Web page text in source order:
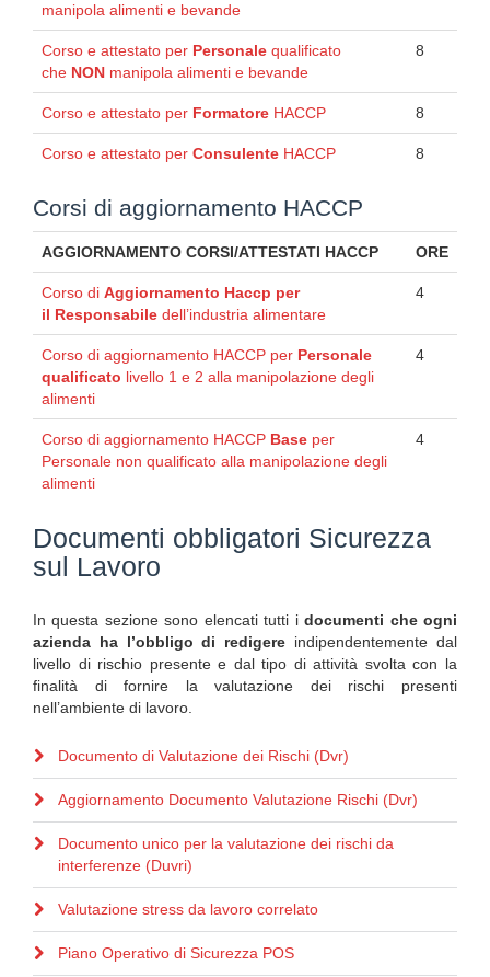
manipola alimenti e bevande
Corso e attestato per Personale qualificato
che NON manipola alimenti e bevande
8
Corso e attestato per Formatore HACCP 8
Corso e attestato per Consulente HACCP 8
Corsi di aggiornamento HACCP
AGGIORNAMENTO CORSI/ATTESTATI HACCP ORE
Corso di Aggiornamento Haccp per
il Responsabile dell’industria alimentare
4
Corso di aggiornamento HACCP per Personale
qualificato livello 1 e 2 alla manipolazione degli
alimenti
4
Corso di aggiornamento HACCP Base per
Personale non qualificato alla manipolazione degli
alimenti
4
Documenti obbligatori Sicurezza
sul Lavoro
In questa sezione sono elencati tutti idocumenti che ogni
azienda ha l’obbligo di redigere indipendentemente dal
livello di rischio presente e dal tipo di attività svolta con la
finalità di fornire la valutazione dei rischi presenti
nell’ambiente di lavoro.
Documento di Valutazione dei Rischi (Dvr)
Aggiornamento Documento Valutazione Rischi (Dvr)
Documento unico per la valutazione dei rischi da
interferenze (Duvri)
Valutazione stress da lavoro correlato
Piano Operativo di Sicurezza POS